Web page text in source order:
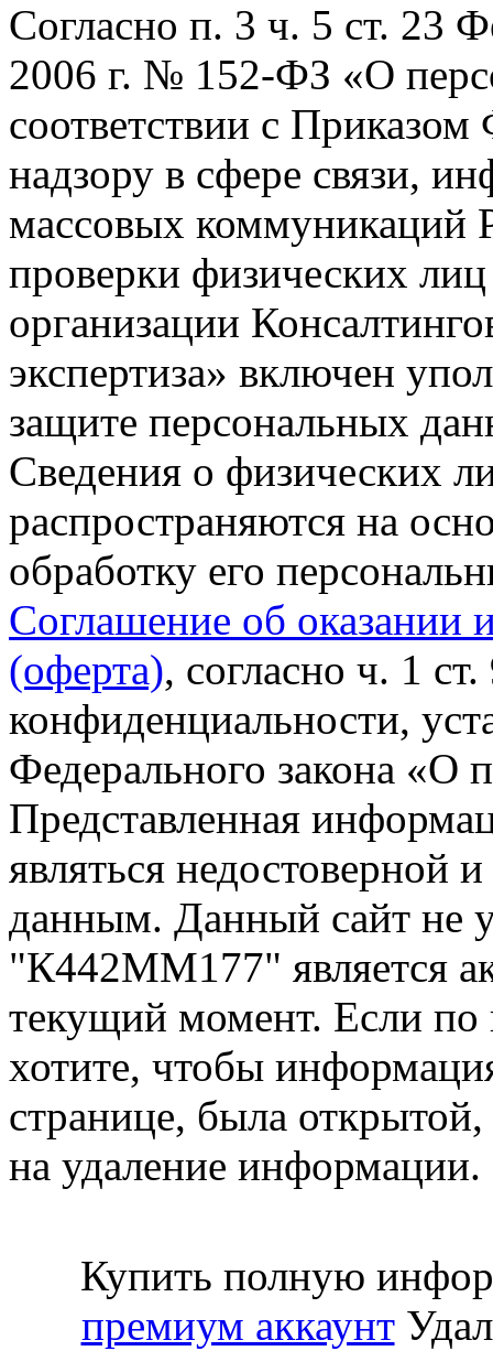
Согласно п. 3 ч. 5 ст. 23
2006 г. № 152-ФЗ «О
соответствии с
надзору в сфере связи,
массовых коммуникаций
проверки физических
организации
экспертиза» включен
защите персональных
Сведения о физических
распространяются на
обработку его
Соглашение об оказании
(оферта), согласно ч. 1
конфиденциальности,
Федерального закона «О
Представленная
являться недостоверной
данным. Данный сайт не
"К442ММ177" является
текущий момент. Если
хотите, чтобы
странице, была открытой,
на удаление информации.
Купить полную
премиум аккаунт